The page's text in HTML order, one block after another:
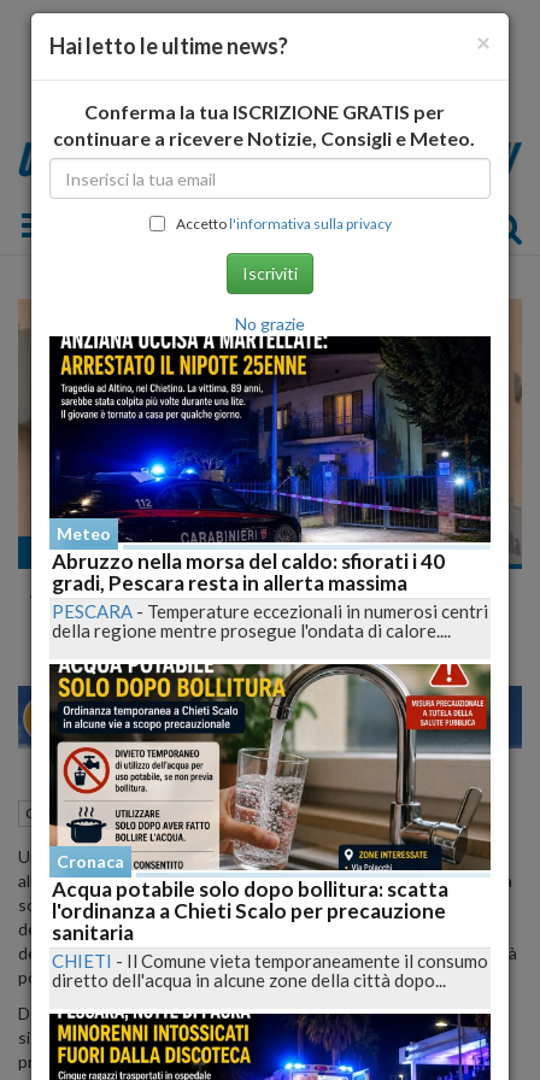
Toggle navigation
Cronaca
A Rischio l'Alberghiero di Villa Santa Maria
22 27 VENEZIA
Cronaca Villa Santa Maria (CH) 24 Ottobre 2023 09:59
Un allarme è stato lanciato dalla Cisl AbruzzoMolise riguardo
all'Istituto Alberghiero 'Marchitelli' di Villa Santa Maria, una storica
scuola che ha formato rinomati chef e professionisti nel settore
della ristorazione. Secondo Davide Desiati, il segretario generale
della Cisl AbruzzoMolise, la scuola sta per perdere la sua specificità
poiché sarà accorpata a un istituto omnicomprensivo.
Desiati ha fatto un appello a tutti i rappresentanti politici affinché
si tenga conto delle linee guida nazionali e regionali volte a
preservare la specificità delle scuole situate nelle zone montane.
×
Hai letto le ultime news?
Conferma la tua ISCRIZIONE GRATIS per
continuare a ricevere Notizie, Consigli e Meteo.
Accettol'informativa sulla privacy
Iscriviti
No grazie
Meteo
Abruzzo nella morsa del caldo: sfiorati i 40
gradi, Pescara resta in allerta massima
PESCARA - Temperature eccezionali in numerosi centri
della regione mentre prosegue l'ondata di calore....
Cronaca
Acqua potabile solo dopo bollitura: scatta
l'ordinanza a Chieti Scalo per precauzione
sanitaria
CHIETI - Il Comune vieta temporaneamente il consumo
diretto dell'acqua in alcune zone della città dopo...